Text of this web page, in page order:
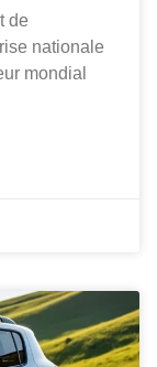
de
nationale
mondial